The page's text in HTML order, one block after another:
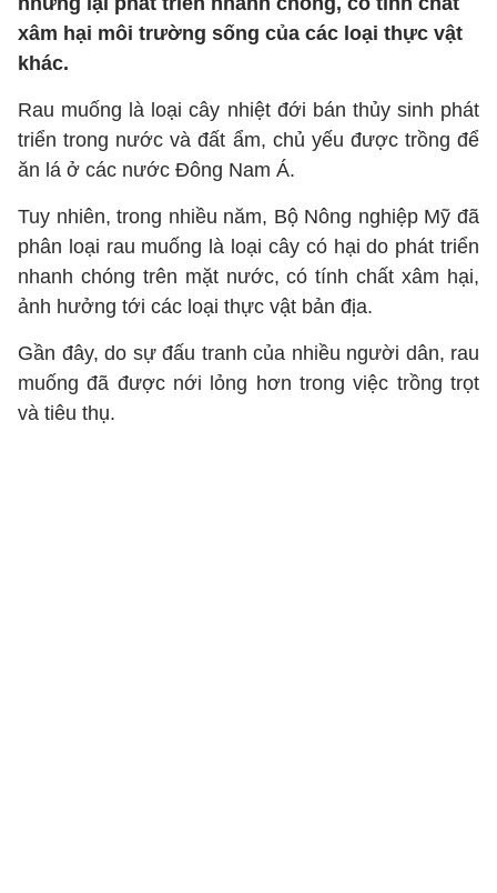
xâm hại môi trường sống của các loại thực vật
khác.
Rau muống là loại cây nhiệt đới bán thủy sinh phát
triển trong nước và đất ẩm, chủ yếu được trồng để
ăn lá ở các nước Đông Nam Á.
Tuy nhiên, trong nhiều năm, Bộ Nông nghiệp Mỹ đã
phân loại rau muống là loại cây có hại do phát triển
nhanh chóng trên mặt nước, có tính chất xâm hại,
ảnh hưởng tới các loại thực vật bản địa.
Gần đây, do sự đấu tranh của nhiều người dân, rau
muống đã được nới lỏng hơn trong việc trồng trọt
và tiêu thụ.